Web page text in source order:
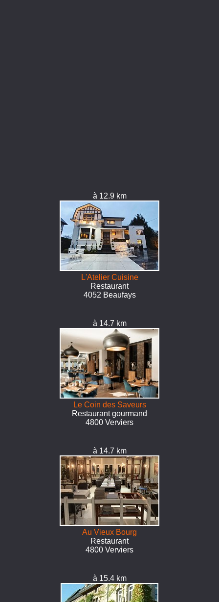
à 12.9 km
L'Atelier Cuisine
Restaurant
4052 Beaufays
à 14.7 km
Le Coin des Saveurs
Restaurant gourmand
4800 Verviers
à 14.7 km
Au Vieux Bourg
Restaurant
4800 Verviers
à 15.4 km